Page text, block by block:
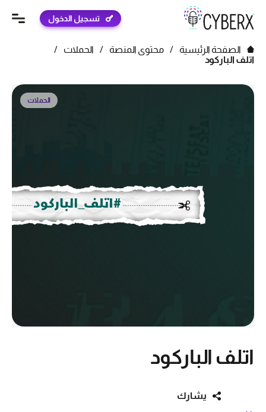
تسجيل الدخول
الصفحة الرئيسية / محتوى المنصة / الحملات
/
اتلف الباركود
الحملات
اتلف الباركود
يشارك